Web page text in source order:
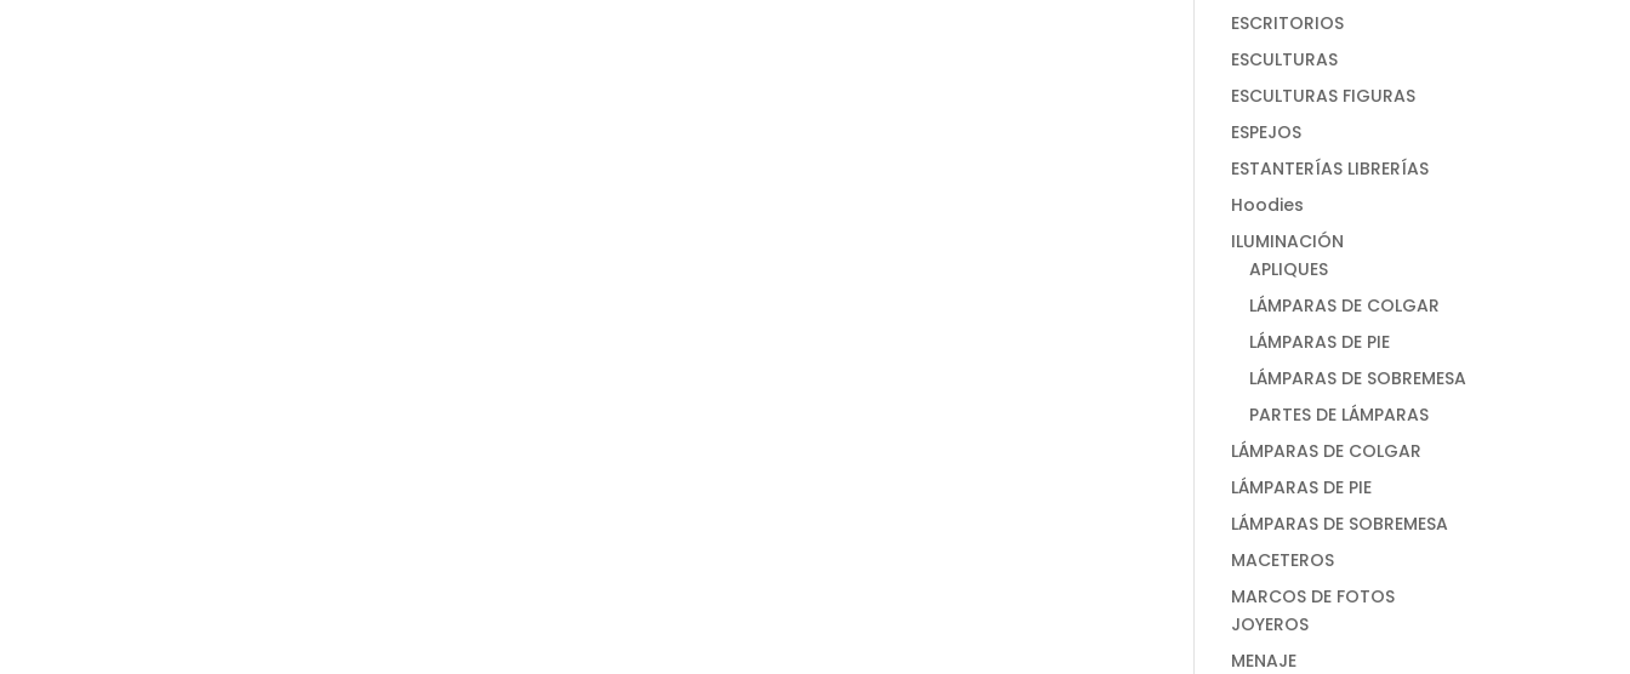
ESCRITORIOS
ESCULTURAS
ESCULTURAS FIGURAS
ESPEJOS
ESTANTERÍAS LIBRERÍAS
Hoodies
ILUMINACIÓN
APLIQUES
LÁMPARAS DE COLGAR
LÁMPARAS DE PIE
LÁMPARAS DE SOBREMESA
PARTES DE LÁMPARAS
LÁMPARAS DE COLGAR
LÁMPARAS DE PIE
LÁMPARAS DE SOBREMESA
MACETEROS
MARCOS DE FOTOS
JOYEROS
MENAJE